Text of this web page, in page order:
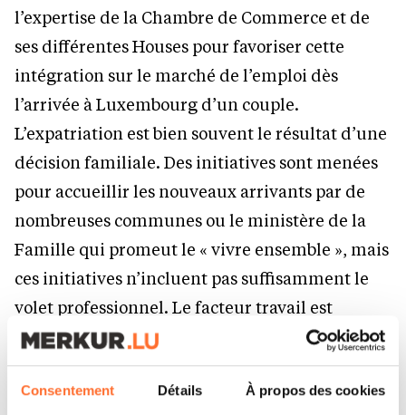
Consentement Détails À propos des cookies
l’expertise de la Chambre de Commerce et de
ses différentes Houses pour favoriser cette
intégration sur le marché de l’emploi dès
l’arrivée à Luxembourg d’un couple.
L’expatriation est bien souvent le résultat d’une
décision familiale. Des initiatives sont menées
pour accueillir les nouveaux arrivants par de
nombreuses communes ou le ministère de la
Famille qui promeut le « vivre ensemble », mais
ces initiatives n’incluent pas suffisamment le
volet professionnel. Le facteur travail est
pourtant l’élément d’intégration par
excellence. J’irai même plus loin : nous avons
tout intérêt à fidéliser ces nouveaux arrivants